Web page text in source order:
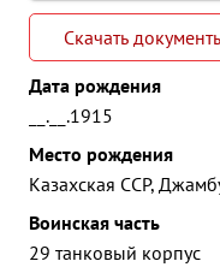
Скачать
Дата рождения
__.__.1915
Место рождения
Казахская ССР,
Воинская часть
29 танковый корпус